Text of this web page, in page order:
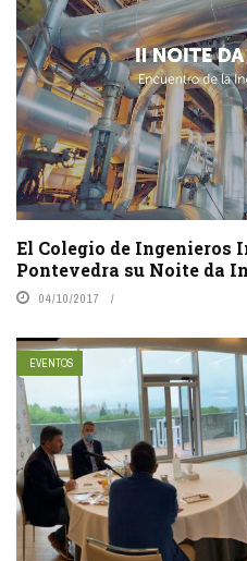
El Colegio de Ingenieros
Pontevedra su Noite da
04/10/2017
EVENTOS